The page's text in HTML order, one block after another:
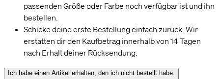
passenden Größe oder Farbe noch verfügbar ist und ihn
bestellen.
Schicke deine erste Bestellung einfach zurück. Wir
erstatten dir den Kaufbetrag innerhalb von 14 Tagen
nach Erhalt deiner Rücksendung.
Ich habe einen Artikel erhalten, den ich nicht bestellt habe.